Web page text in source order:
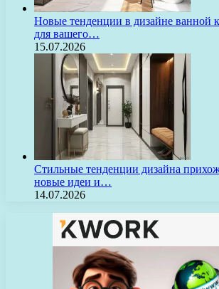
Новые тенденции в дизайне ванной
для вашего…
15.07.2026
Стильные тенденции дизайна
новые идеи и…
14.07.2026